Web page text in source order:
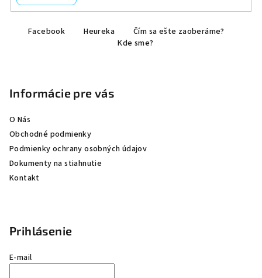
Facebook Heureka
Čím sa ešte zaoberáme?
Kde sme?
Informácie pre vás
O Nás
Obchodné podmienky
Podmienky ochrany osobných údajov
Dokumenty na stiahnutie
Kontakt
Prihlásenie
E-mail